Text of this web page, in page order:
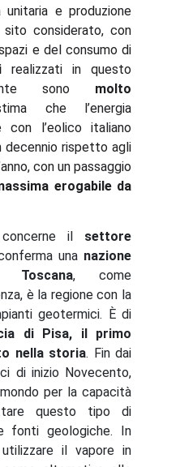
e produzione
considerato, con
e del consumo di
realizzati in questo
sono molto
che l’energia
con l’eolico italiano
decennio rispetto agli
con un passaggio
erogabile da
il settore
una nazione
Toscana, come
è la regione con la
geotermici. È di
di Pisa, il primo
nella storia. Fin dai
di inizio Novecento,
per la capacità
questo tipo di
fonti geologiche. In
il vapore in